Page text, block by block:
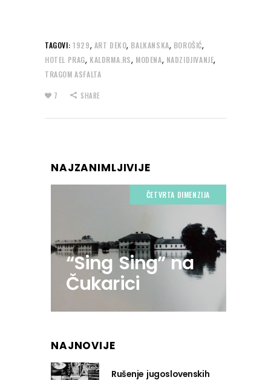
TAGOVI: 1929, ART DEKO, BALKANSKA, BOROŠIĆ,
HOTEL PRAG, KALDRMA.RS, MODENA, NADZIDJIVANJE,
TRAGOM ASFALTA
7 SHARE
NAJZANIMLJIVIJE
ČETVRTA DIMENZIJA
“Sing Sing” na
Čukarici
NAJNOVIJE
Rušenje jugoslovenskih